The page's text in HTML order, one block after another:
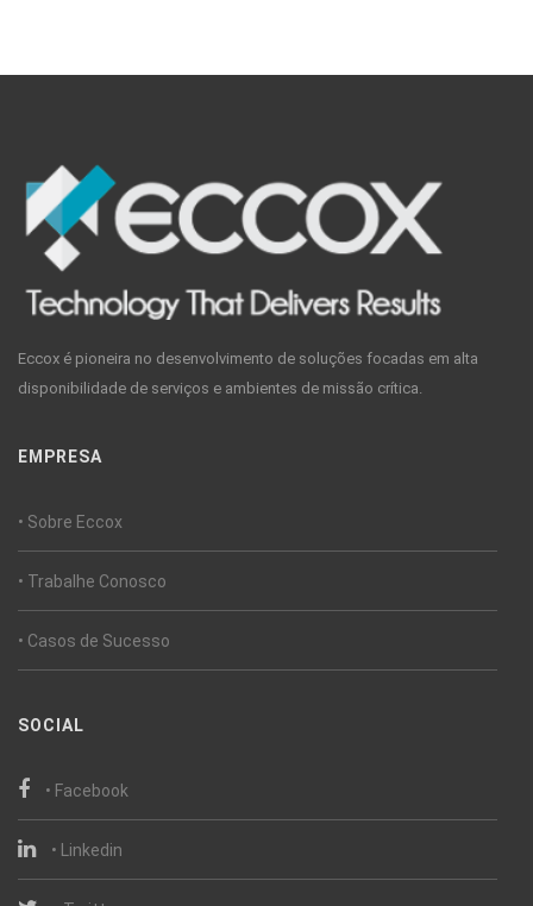
Eccox é pioneira no desenvolvimento de soluções focadas em alta
disponibilidade de serviços e ambientes de missão crítica.
EMPRESA
• Sobre Eccox
• Trabalhe Conosco
• Casos de Sucesso
SOCIAL
• Facebook
• Linkedin